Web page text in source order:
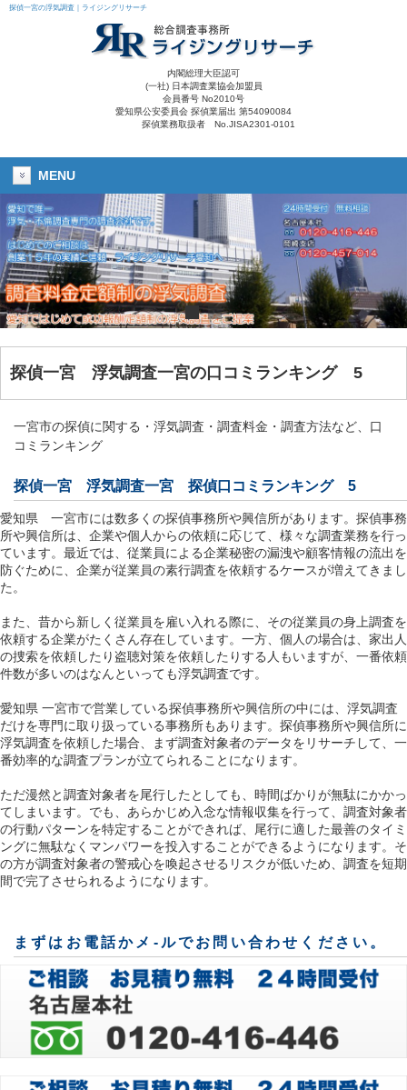
探偵一宮の浮気調査｜ライジングリサーチ
内閣総理大臣認可
(一社) 日本調査業協会加盟員
会員番号 No2010号
愛知県公安委員会 探偵業届出 第54090084
探偵業務取扱者 No.JISA2301-0101
MENU
探偵一宮 浮気調査一宮の口コミランキング 5
一宮市の探偵に関する・浮気調査・調査料金・調査方法など、口
コミランキング
探偵一宮 浮気調査一宮 探偵口コミランキング 5
愛知県 一宮市には数多くの探偵事務所や興信所があります。探偵事務
所や興信所は、企業や個人からの依頼に応じて、様々な調査業務を行っ
ています。最近では、従業員による企業秘密の漏洩や顧客情報の流出を
防ぐために、企業が従業員の素行調査を依頼するケースが増えてきまし
た。
また、昔から新しく従業員を雇い入れる際に、その従業員の身上調査を
依頼する企業がたくさん存在しています。一方、個人の場合は、家出人
の捜索を依頼したり盗聴対策を依頼したりする人もいますが、一番依頼
件数が多いのはなんといっても浮気調査です。
愛知県 一宮市で営業している探偵事務所や興信所の中には、浮気調査
だけを専門に取り扱っている事務所もあります。探偵事務所や興信所に
浮気調査を依頼した場合、まず調査対象者のデータをリサーチして、一
番効率的な調査プランが立てられることになります。
ただ漫然と調査対象者を尾行したとしても、時間ばかりが無駄にかかっ
てしまいます。でも、あらかじめ入念な情報収集を行って、調査対象者
の行動パターンを特定することができれば、尾行に適した最善のタイミ
ングに無駄なくマンパワーを投入することができるようになります。そ
の方が調査対象者の警戒心を喚起させるリスクが低いため、調査を短期
間で完了させられるようになります。
まずはお電話かメ-ルでお問い合わせください。